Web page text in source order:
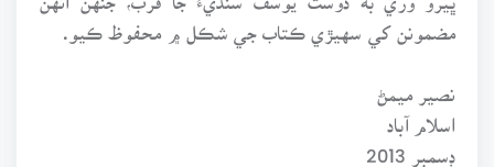
مضمونن کي سهيڙي ڪتاب جي شڪل ۾ محفوظ ڪيو.
اسلام آباد